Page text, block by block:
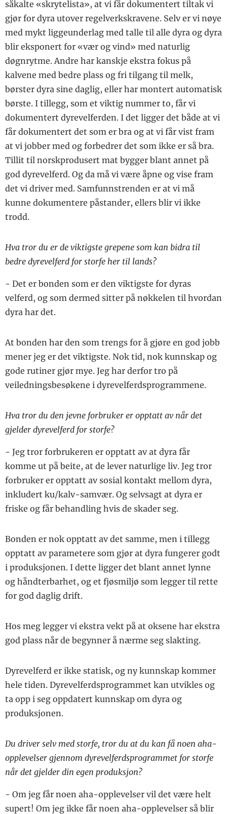
såkalte «skrytelista», at vi får dokumentert tiltak vi
gjør for dyra utover regelverkskravene. Selv er vi nøye
med mykt liggeunderlag med talle til alle dyra og dyra
blir eksponert for «vær og vind» med naturlig
døgnrytme. Andre har kanskje ekstra fokus på
kalvene med bedre plass og fri tilgang til melk,
børster dyra sine daglig, eller har montert automatisk
børste. I tillegg, som et viktig nummer to, får vi
dokumentert dyrevelferden. I det ligger det både at vi
får dokumentert det som er bra og at vi får vist fram
at vi jobber med og forbedrer det som ikke er så bra.
Tillit til norskprodusert mat bygger blant annet på
god dyrevelferd. Og da må vi være åpne og vise fram
det vi driver med. Samfunnstrenden er at vi må
kunne dokumentere påstander, ellers blir vi ikke
trodd.
Hva tror du er de viktigste grepene som kan bidra til
bedre dyrevelferd for storfe her til lands?
- Det er bonden som er den viktigste for dyras
velferd, og som dermed sitter på nøkkelen til hvordan
dyra har det.
At bonden har den som trengs for å gjøre en god jobb
mener jeg er det viktigste. Nok tid, nok kunnskap og
gode rutiner gjør mye. Jeg har derfor tro på
veiledningsbesøkene i dyrevelferdsprogrammene.
Hva tror du den jevne forbruker er opptatt av når det
gjelder dyrevelferd for storfe?
- Jeg tror forbrukeren er opptatt av at dyra får
komme ut på beite, at de lever naturlige liv. Jeg tror
forbruker er opptatt av sosial kontakt mellom dyra,
inkludert ku/kalv-samvær. Og selvsagt at dyra er
friske og får behandling hvis de skader seg.
Bonden er nok opptatt av det samme, men i tillegg
opptatt av parametere som gjør at dyra fungerer godt
i produksjonen. I dette ligger det blant annet lynne
og håndterbarhet, og et fjøsmiljø som legger til rette
for god daglig drift.
Hos meg legger vi ekstra vekt på at oksene har ekstra
god plass når de begynner å nærme seg slakting.
Dyrevelferd er ikke statisk, og ny kunnskap kommer
hele tiden. Dyrevelferdsprogrammet kan utvikles og
ta opp i seg oppdatert kunnskap om dyra og
produksjonen.
Du driver selv med storfe, tror du at du kan få noen aha-
opplevelser gjennom dyrevelferdsprogrammet for storfe
når det gjelder din egen produksjon?
- Om jeg får noen aha-opplevelser vil det være helt
supert! Om jeg ikke får noen aha-opplevelser så blir